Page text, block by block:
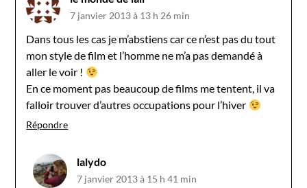
7 janvier 2013 à 13 h 26 min
Dans tous les cas je m’abstiens car ce n’est pas du tout
mon style de film et l’homme ne m’a pas demandé à
aller le voir !
En ce moment pas beaucoup de films me tentent, il va
falloir trouver d’autres occupations pour l’hiver
Répondre
lalydo
7 janvier 2013 à 15 h 41 min